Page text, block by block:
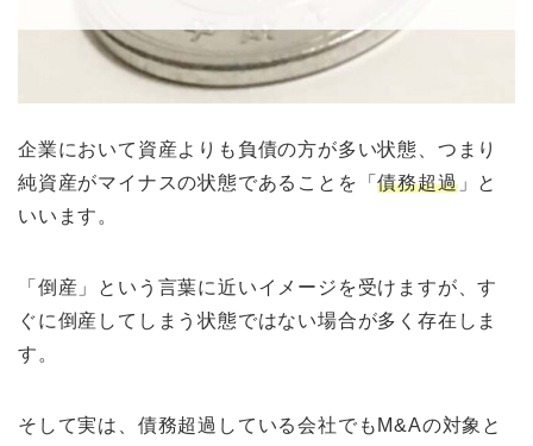
企業において資産よりも負債の方が多い状態、つまり
純資産がマイナスの状態であることを「債務超過」と
いいます。
「倒産」という言葉に近いイメージを受けますが、す
ぐに倒産してしまう状態ではない場合が多く存在しま
す。
そして実は、債務超過している会社でもM&Aの対象と